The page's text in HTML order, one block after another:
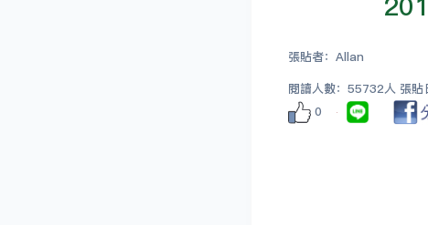
張貼者：Allan
閱讀人數：55732人 張
0